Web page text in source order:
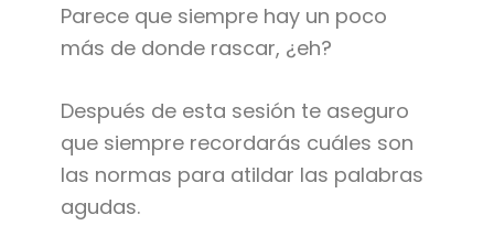
Parece que siempre hay un poco
más de donde rascar, ¿eh?
Después de esta sesión te aseguro
que siempre recordarás cuáles son
las normas para atildar las palabras
agudas.